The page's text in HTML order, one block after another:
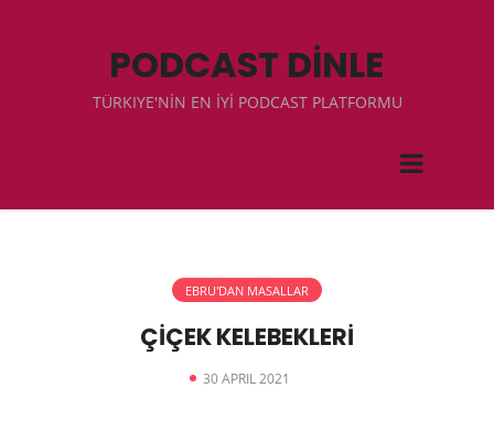
PODCAST DİNLE
TÜRKIYE'NİN EN İYİ PODCAST PLATFORMU
EBRU'DAN MASALLAR
ÇİÇEK KELEBEKLERİ
30 APRIL 2021